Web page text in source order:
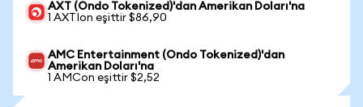
AXT (Ondo Tokenized)'dan Amerikan Doları'na
1 AXTIon eşittir $86,90
AMC Entertainment (Ondo Tokenized)'dan
Amerikan Doları'na
1 AMCon eşittir $2,52